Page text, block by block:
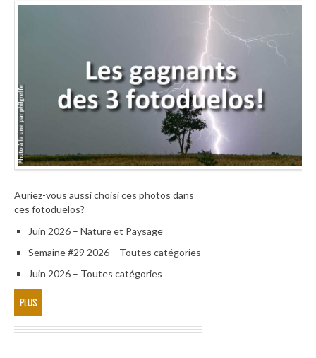
Auriez-vous aussi choisi ces photos dans
ces fotoduelos?
Juin 2026 – Nature et Paysage
Semaine #29 2026 – Toutes catégories
Juin 2026 – Toutes catégories
PLUS